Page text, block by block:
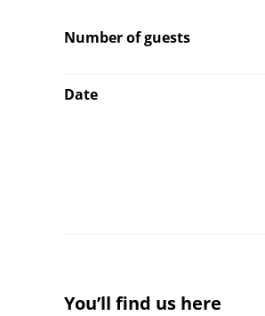
Number of guests
Date
You’ll find us here